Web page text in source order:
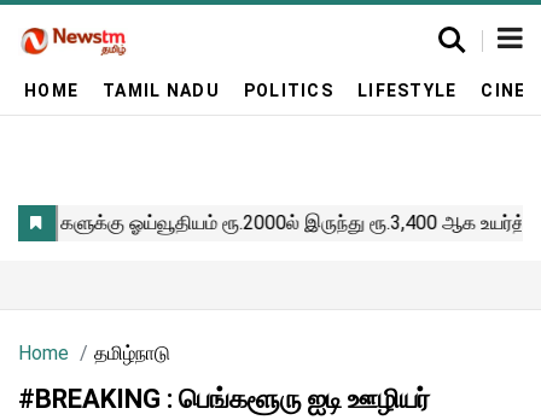
HOME TAMIL NADU POLITICS LIFESTYLE
Home தமிழ்நாடு
#BREAKING : பெங்களூரு ஐடி ஊழியர்